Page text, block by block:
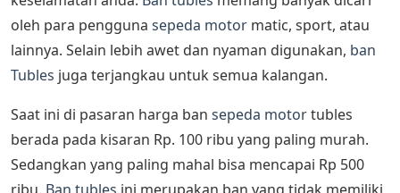
oleh para pengguna sepeda motor matic, sport, atau
lainnya. Selain lebih awet dan nyaman digunakan, ban
Tubles juga terjangkau untuk semua kalangan.
Saat ini di pasaran harga ban sepeda motortubles
berada pada kisaran Rp. 100 ribu yang paling murah.
Sedangkan yang paling mahal bisa mencapai Rp 500